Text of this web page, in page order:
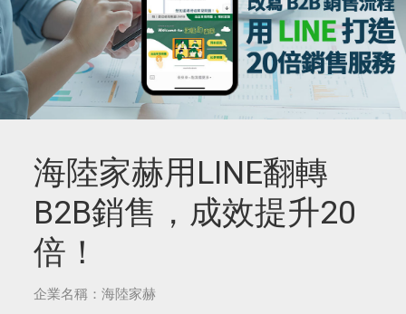
海陸家赫用LINE翻轉
B2B銷售，成效提升20
倍！
企業名稱：海陸家赫